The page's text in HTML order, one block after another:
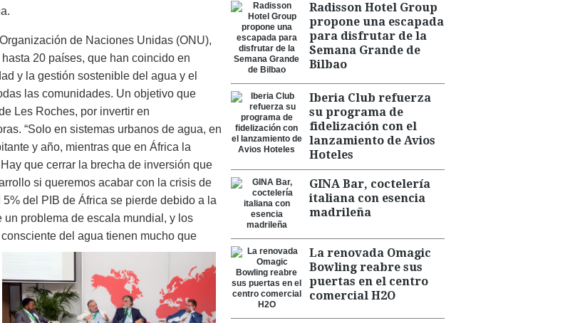
de Naciones Unidas (ONU),
20 países, que han coincido en
y la gestión sostenible del agua y el
las comunidades. Un objetivo que
Les Roches, por invertir en
“Solo en sistemas urbanos de agua, en
y año, mientras que en África la
que cerrar la brecha de inversión que
si queremos acabar con la crisis de
del PIB de África se pierde debido a la
un problema de escala mundial, y los
del agua tienen mucho que
Radisson Hotel Group
propone una escapada
para disfrutar de la
Semana Grande de
Bilbao
Iberia Club refuerza
su programa de
fidelización con el
lanzamiento de Avios
Hoteles
GINA Bar, coctelería
italiana con esencia
madrileña
La renovada Omagic
Bowling reabre sus
puertas en el centro
comercial H2O